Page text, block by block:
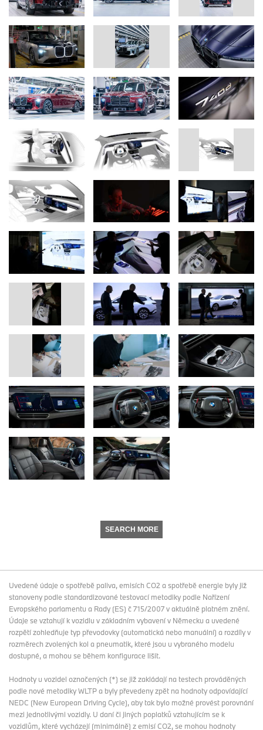
SEARCH MORE
Uvedené údaje o spotřebě paliva, emisích CO2 a spotřebě energie byly již
stanoveny podle standardizované testovací metodiky podle Nařízení
Evropského parlamentu a Rady (ES) č 715/2007 v aktuálně platném znění.
Údaje se vztahují k vozidlu v základním vybavení v Německu a uvedené
rozpětí zohledňuje typ převodovky (automatická nebo manuální) a rozdíly v
rozměrech zvolených kol a pneumatik, které jsou u vybraného modelu
dostupné, a mohou se během konfigurace lišit.
Hodnoty u vozidel označených (*) se již zakládají na testech prováděných
podle nové metodiky WLTP a byly převedeny zpět na hodnoty odpovídající
NEDC (New European Driving Cycle), aby tak bylo možné provést porovnání
mezi jednotlivými vozidly. U daní či jiných poplatků vztahujícím se k
vozidlům, které vycházejí (minimálně) z emisí CO2, se mohou hodnoty